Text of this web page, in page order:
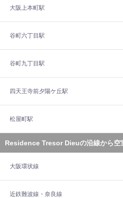
大阪上本町駅
谷町六丁目駅
谷町九丁目駅
四天王寺前夕陽ケ丘駅
松屋町駅
Residence Tresor Dieuの沿線から空
大阪環状線
近鉄難波線・奈良線